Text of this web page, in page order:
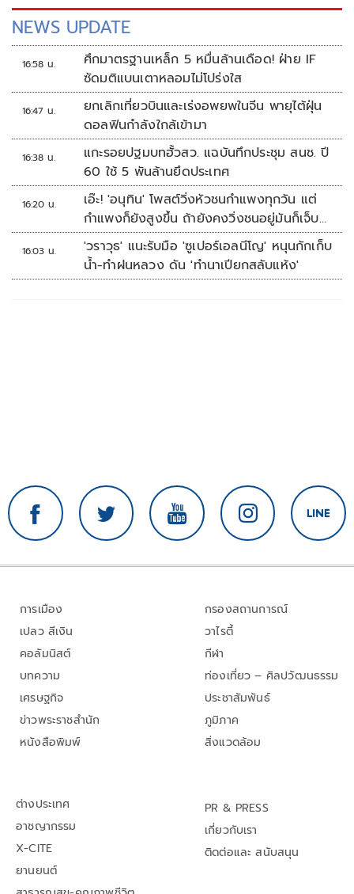
NEWS UPDATE
16:58 น.
ศึกมาตรฐานเหล็ก 5 หมื่นล้านเดือด! ฝ่าย IF
ซัดมติแบนเตาหลอมไม่โปร่งใส
16:47 น.
ยกเลิกเที่ยวบินและเร่งอพยพในจีน พายุไต้ฝุ่น
ดอลฟินกำลังใกล้เข้ามา
16:38 น.
แกะรอยปฐมบทฮั้วสว. แฉบันทึกประชุม สนช. ปี
60 ใช้ 5 พันล้านยึดประเทศ
16:20 น.
เอ๊ะ! 'อนุทิน' โพสต์วิ่งหัวชนกำแพงทุกวัน แต่
กำแพงก็ยังสูงขึ้น ถ้ายังคงวิ่งชนอยู่มันก็เจ็บ
หัวอีก
16:03 น.
'วราวุธ' แนะรับมือ 'ซูเปอร์เอลนีโญ' หนุนกักเก็บ
น้ำ-ทำฝนหลวง ดัน 'ทำนาเปียกสลับแห้ง'
การเมือง
เปลว สีเงิน
คอลัมนิสต์
บทความ
เศรษฐกิจ
ข่าวพระราชสำนัก
หนังสือพิมพ์
กรองสถานการณ์
วาไรตี้
กีฬา
ท่องเที่ยว – ศิลปวัฒนธรรม
ประชาสัมพันธ์
ภูมิภาค
สิ่งแวดล้อม
ต่างประเทศ
อาชญากรรม
X-CITE
ยานยนต์
PR & PRESS
เกี่ยวกับเรา
ติดต่อและ สนับสนุน